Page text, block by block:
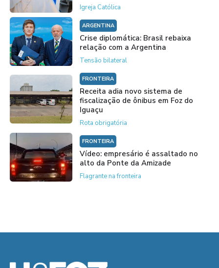
Igreja Católica
ARGENTINA
Crise diplomática: Brasil rebaixa
relação com a Argentina
Tensão bilateral
FRONTEIRA
Receita adia novo sistema de
fiscalização de ônibus em Foz do
Iguaçu
Rota obrigatória
FRONTEIRA
Vídeo: empresário é assaltado no
alto da Ponte da Amizade
Flagrante na fronteira